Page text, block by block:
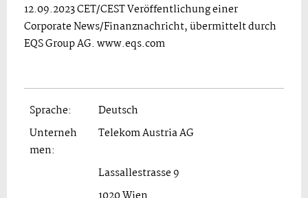
12.09.2023 CET/CEST Veröffentlichung einer
Corporate News/Finanznachricht, übermittelt durch
EQS Group AG. www.eqs.com
Sprache:
Deutsch
Unterneh
men:
Telekom Austria AG
Lassallestrasse 9